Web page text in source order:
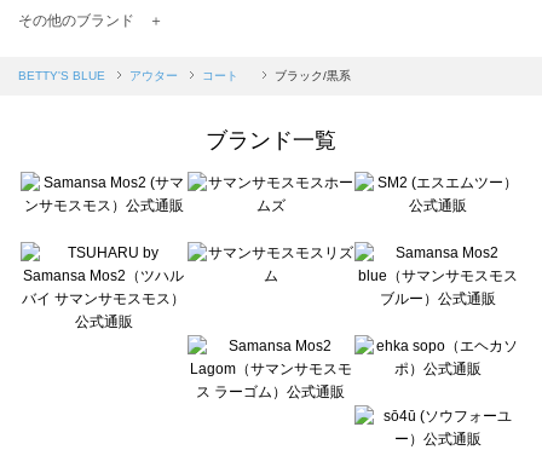
TSUHARU by Samansa Mos2（ツハルバイサマンサモスモス）のコート 一覧
Samansa Mos2 blue（サマンサモスモス ブルー）のコート 一覧
sō4ū（ソウフォーユー）のコート 一覧
Te chichi（テチチ）のコート 一覧
Te chichi CLASSIC（テチチ クラシック）のコート 一覧
Lugnoncure（ルノンキュール）のコート 一覧
BETTY'S BLUE（べティーズブルー）のコート 一覧
Wpc.（ワールドパーティー）のコート 一覧
その他のブランド ＋
BETTY'S BLUE アウター コート ブラック/黒系
ブランド一覧